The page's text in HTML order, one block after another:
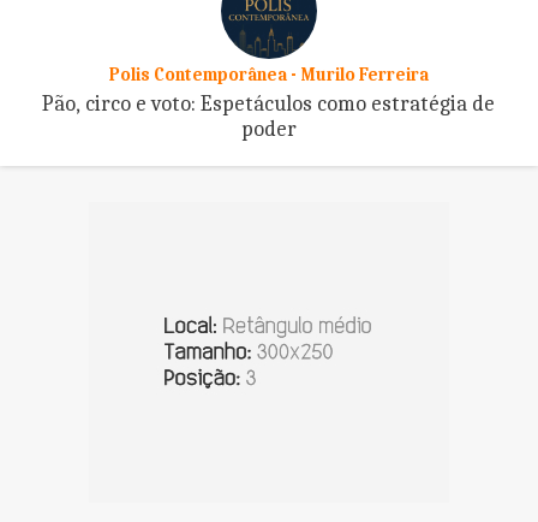
Polis Contemporânea - Murilo Ferreira
Pão, circo e voto: Espetáculos como estratégia de
poder